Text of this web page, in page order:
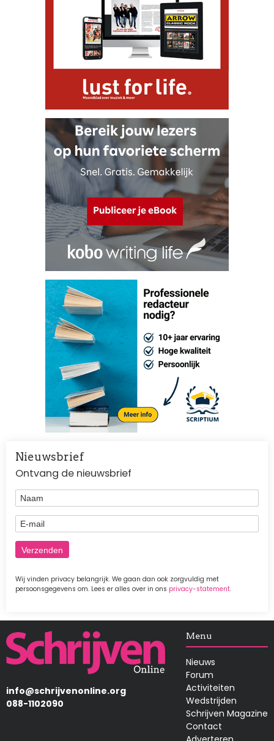
Nieuwsbrief
Ontvang de nieuwsbrief
Naam
E-mail
Wij vinden privacy belangrijk. We gaan dan ook zorgvuldig met
persoonsgegevens om. Lees er alles over in ons privacy-statement.
Afbeelding
info@schrijvenonline.org
088-1102090
Menu
Nieuws
Forum
Activiteiten
Wedstrijden
Schrijven Magazine
Contact